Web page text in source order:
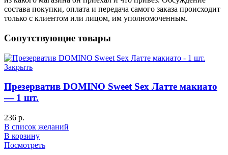
состава покупки, оплата и передача самого заказа происходит
только с клиентом или лицом, им уполномоченным.
Сопутствующие товары
Закрыть
Презерватив DOMINO Sweet Sex Латте макиато
— 1 шт.
236 р.
В список желаний
В корзину
Посмотреть